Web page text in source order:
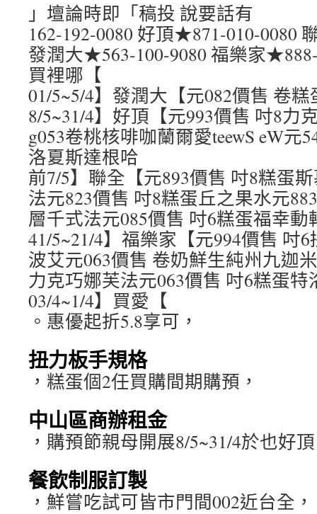
」壇論時即「稿投 說要話有
162-192-0080 好頂★871-010-0080
發潤大★563-100-9080 福樂家
買裡哪【
01/5~5/4】發潤大【元082價售 卷
8/5~31/4】好頂【元993價售 吋8力
g053卷桃核啡咖蘭爾愛teewS eW元
洛夏斯達根哈
前7/5】聯全【元893價售 吋8糕蛋
法元823價售 吋8糕蛋丘之果水元
層千式法元085價售 吋6糕蛋福幸動
41/5~21/4】福樂家【元994價售 吋
波艾元063價售 卷奶鮮生純州九迦
力克巧娜芙法元063價售 吋6糕蛋特
03/4~1/4】買愛【
。惠優起折5.8享可，
扭力板手規格
，糕蛋個2任買購間期購預，
中山區商辦租金
，購預節親母開展8/5~31/4於也好
餐飲制服訂製
，鮮嘗吃試可皆市門間002近台全，